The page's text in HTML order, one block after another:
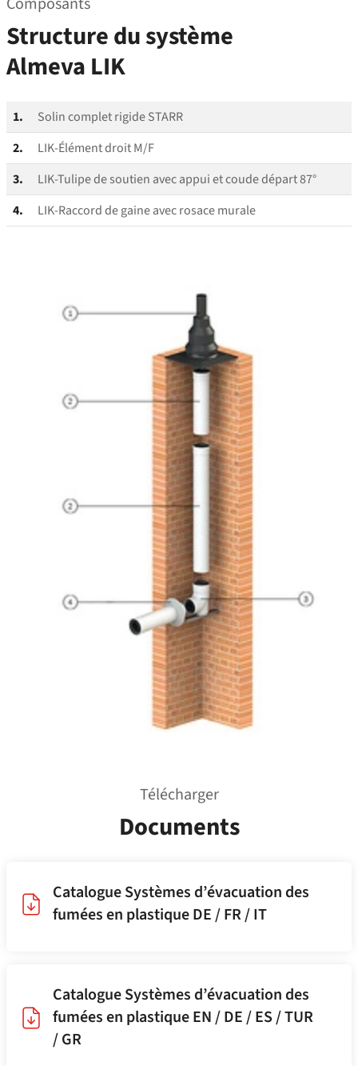
Structure du système
Almeva LIK
1.
Solin complet rigide STARR
2.
LIK-Élément droit M/F
3.
LIK-Tulipe de soutien avec appui et coude départ 87°
4.
LIK-Raccord de gaine avec rosace murale
Télécharger
Documents
Catalogue Systèmes d’évacuation des
fumées en plastique DE / FR / IT
Catalogue Systèmes d’évacuation des
fumées en plastique EN / DE / ES / TUR
/ GR